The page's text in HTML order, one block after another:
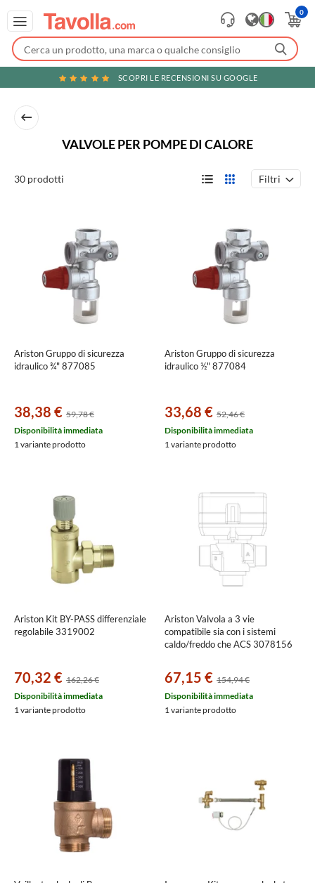
0
SCOPRI LE RECENSIONI SU GOOGLE
VALVOLE PER POMPE DI CALORE
30 prodotti Filtri
Ariston Gruppo di sicurezza
idraulico ¾" 877085
38,38 € 59,78 €
Disponibilità immediata
1 variante prodotto
Ariston Gruppo di sicurezza
idraulico ½" 877084
33,68 € 52,46 €
Disponibilità immediata
1 variante prodotto
Ariston Kit BY-PASS differenziale
regolabile 3319002
70,32 € 162,26 €
Disponibilità immediata
1 variante prodotto
Ariston Valvola a 3 vie
compatibile sia con i sistemi
caldo/freddo che ACS 3078156
67,15 € 154,94 €
Disponibilità immediata
1 variante prodotto